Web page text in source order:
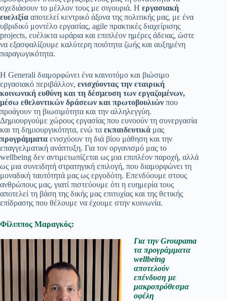
σχεδιάσουν το μέλλον τους με σιγουριά. Η εργασιακή
ευελιξία αποτελεί κεντρικό άξονα της πολιτικής μας, με ένα
υβριδικό μοντέλο εργασίας, agile πρακτικές διαχείρισης
projects, ευέλικτα ωράρια και επιπλέον ημέρες άδειας, ώστε
να εξασφαλίζουμε καλύτερη ποιότητα ζωής και αυξημένη
παραγωγικότητα.
Η Generali διαμορφώνει ένα καινοτόμο και βιώσιμο
εργασιακό περιβάλλον, ενισχύοντας την εταιρική
κοινωνική ευθύνη και τη δέσμευση των εργαζομένων,
μέσω εθελοντικών δράσεων και πρωτοβουλιών που
προάγουν τη βιωσιμότητα και την αλληλεγγύη.
Δημιουργούμε χώρους εργασίας που ευνοούν τη συνεργασία
και τη δημιουργικότητα, ενώ τα εκπαιδευτικά μας
προγράμματα ενισχύουν τη διά βίου μάθηση και την
επαγγελματική ανάπτυξη. Για τον οργανισμό μας το
wellbeing δεν αντιμετωπίζεται ως μια επιπλέον παροχή, αλλά
ως μια συνειδητή στρατηγική επιλογή, που διαμορφώνει τη
μοναδική ταυτότητά μας ως εργοδότη. Επενδύουμε στους
ανθρώπους μας, γιατί πιστεύουμε ότι η ευημερία τους
αποτελεί τη βάση της δικής μας επιτυχίας και της θετικής
επίδρασης που θέλουμε να έχουμε στην κοινωνία.
Φίλιππος Mαραγκός:
Για την Groupama
τα προγράμματα
wellbeing
αποτελούν
επένδυση με
μακροπρόθεσμα
οφέλη